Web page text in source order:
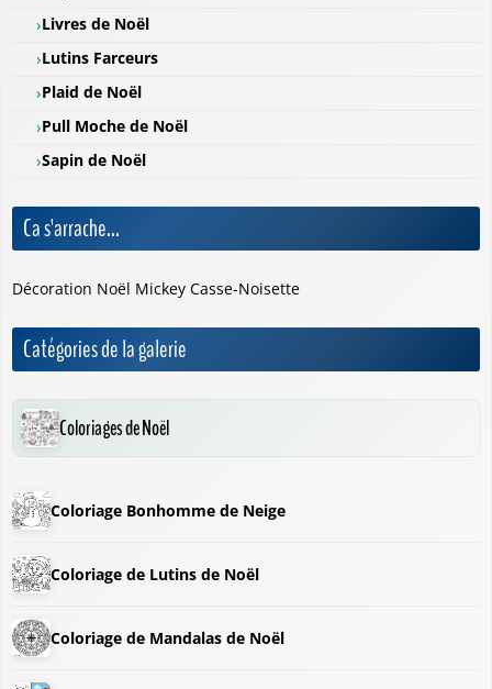
Livres de Noël
Lutins Farceurs
Plaid de Noël
Pull Moche de Noël
Sapin de Noël
Ca s'arrache...
Décoration Noël Mickey Casse-Noisette
Catégories de la galerie
Coloriages de Noël
Coloriage Bonhomme de Neige
Coloriage de Lutins de Noël
Coloriage de Mandalas de Noël